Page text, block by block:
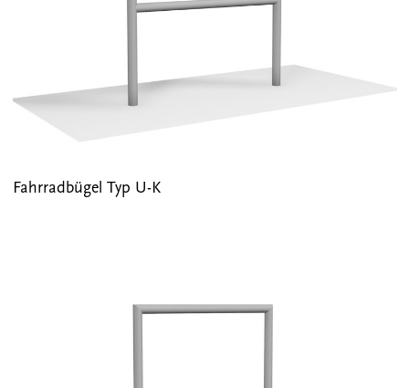
Fahrradbügel Typ U-K